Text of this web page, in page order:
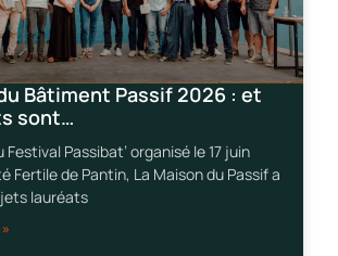
Bâtiment Passif 2026 : et
sont…
Festival Passibat’ organisé le 17 juin
Fertile de Pantin, La Maison du Passif a
lauréats